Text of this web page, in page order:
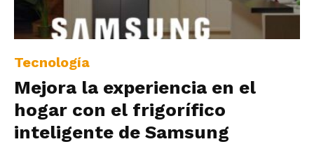
Tecnología
Mejora la experiencia en el
hogar con el frigorífico
inteligente de Samsung